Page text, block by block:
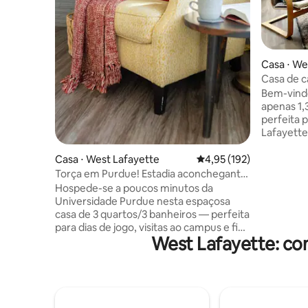
Casa ⋅ West Lafayette 4,95 de uma avaliação
4,95 (192)
Torça em Purdue! Estadia aconchegante
perto de Campus e Parques
Hospede-se a poucos minutos da
Universidade Purdue nesta espaçosa
casa de 3 quartos/3 banheiros — perfeita
para dias de jogo, visitas ao campus e fins
de semana de ex-alunos. Desfrute de
um bairro tranquilo, espaços de estar
Casa ⋅
Casa de
Purdue
Bem-
apenas
perfeita
cama
West Lafayette: